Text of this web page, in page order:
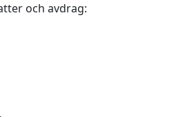
och avdrag: